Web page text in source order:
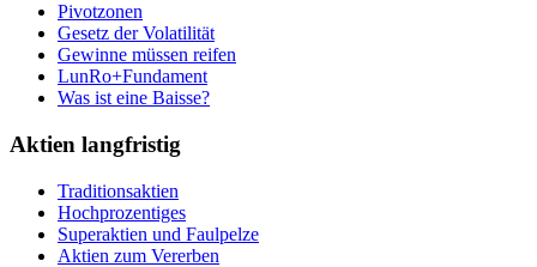
Pivotzonen
Gesetz der Volatilität
Gewinne müssen reifen
LunRo+Fundament
Was ist eine Baisse?
Aktien langfristig
Traditionsaktien
Hochprozentiges
Superaktien und Faulpelze
Aktien zum Vererben